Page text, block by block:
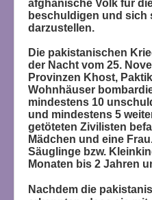
afghanische Volk für
beschuldigen und sich
darzustellen.
Die pakistanischen
der Nacht vom 25.
Provinzen Khost,
Wohnhäuser
mindestens 10
und mindestens 5
getöteten Zivilisten
Mädchen und eine
Säuglinge bzw.
Monaten bis 2 Jahren
Nachdem die